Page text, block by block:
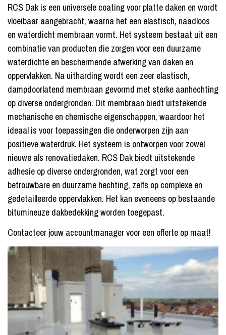
RCS Dak is een universele coating voor platte daken en wordt
vloeibaar aangebracht, waarna het een elastisch, naadloos
en waterdicht membraan vormt. Het systeem bestaat uit een
combinatie van producten die zorgen voor een duurzame
waterdichte en beschermende afwerking van daken en
oppervlakken. Na uitharding wordt een zeer elastisch,
dampdoorlatend membraan gevormd met sterke aanhechting
op diverse ondergronden. Dit membraan biedt uitstekende
mechanische en chemische eigenschappen, waardoor het
ideaal is voor toepassingen die onderworpen zijn aan
positieve waterdruk. Het systeem is ontworpen voor zowel
nieuwe als renovatiedaken. RCS Dak biedt uitstekende
adhesie op diverse ondergronden, wat zorgt voor een
betrouwbare en duurzame hechting, zelfs op complexe en
gedetailleerde oppervlakken. Het kan eveneens op bestaande
bitumineuze dakbedekking​ worden toegepast.
Contacteer jouw accountmanager voor een offerte op maat!